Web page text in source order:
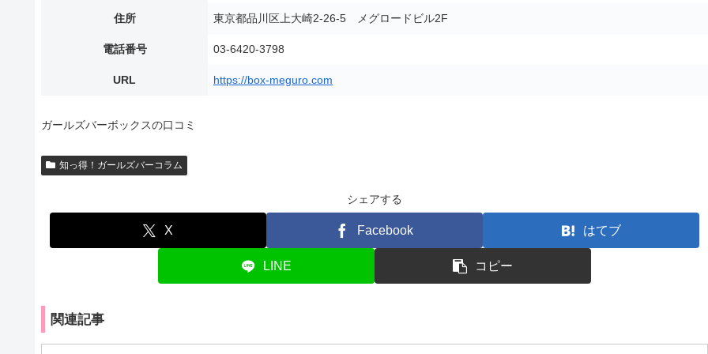
住所 東京都品川区上大崎2-26-5 メグロードビル2F
電話番号 03-6420-3798
URL https://box-meguro.com
ガールズバーボックスの口コミ
知っ得！ガールズバーコラム
シェアする
X Facebook はてブ
LINE コピー
関連記事